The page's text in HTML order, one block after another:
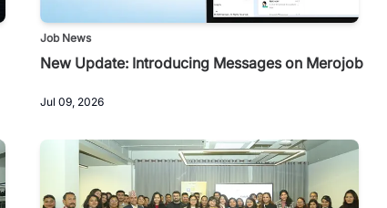
Job News
New Update: Introducing Messages on Merojob
Jul 09, 2026